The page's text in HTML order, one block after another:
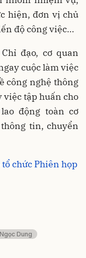
hiện, đơn vị chủ
độ công việc…
đạo, cơ quan
cuộc làm việc
công nghệ thông
việc tập huấn cho
động toàn cơ
tin, chuyển
chức Phiên họp
Dung